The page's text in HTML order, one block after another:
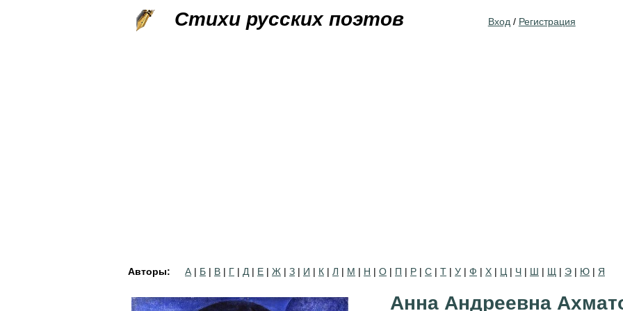
Стихи русских поэтов Вход / Регистрация
Авторы: А | Б | В | Г | Д | Е | Ж | З | И | К | Л | М | Н | О | П | Р | С | Т | У | Ф | Х | Ц | Ч | Ш | Щ | Э | Ю | Я
Анна Андреевна